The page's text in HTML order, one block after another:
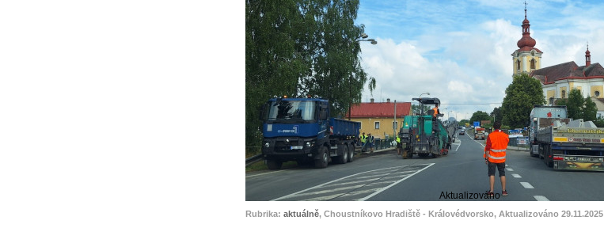
Aktualizováno
Rubrika: aktuálně, Choustníkovo Hradiště - Královédvorsko, Aktualizováno 29.11.2025